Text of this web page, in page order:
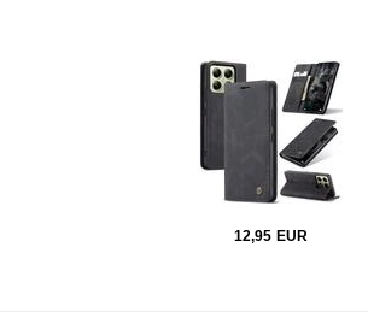
12,95 EUR